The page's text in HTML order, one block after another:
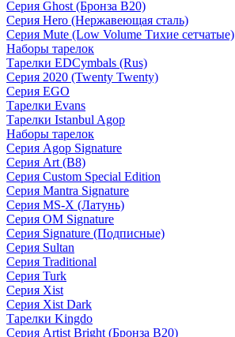
Серия Ghost (Бронза B20)
Серия Hero (Нержавеющая сталь)
Серия Mute (Low Volume Тихие сетчатые)
Наборы тарелок
Тарелки EDCymbals (Rus)
Серия 2020 (Twenty Twenty)
Серия EGO
Тарелки Evans
Тарелки Istanbul Agop
Наборы тарелок
Серия Agop Signature
Серия Art (B8)
Серия Custom Special Edition
Серия Mantra Signature
Серия MS-X (Латунь)
Серия OM Signature
Серия Signature (Подписные)
Серия Sultan
Серия Traditional
Серия Turk
Серия Xist
Серия Xist Dark
Тарелки Kingdo
Серия Artist Bright (Бронза B20)